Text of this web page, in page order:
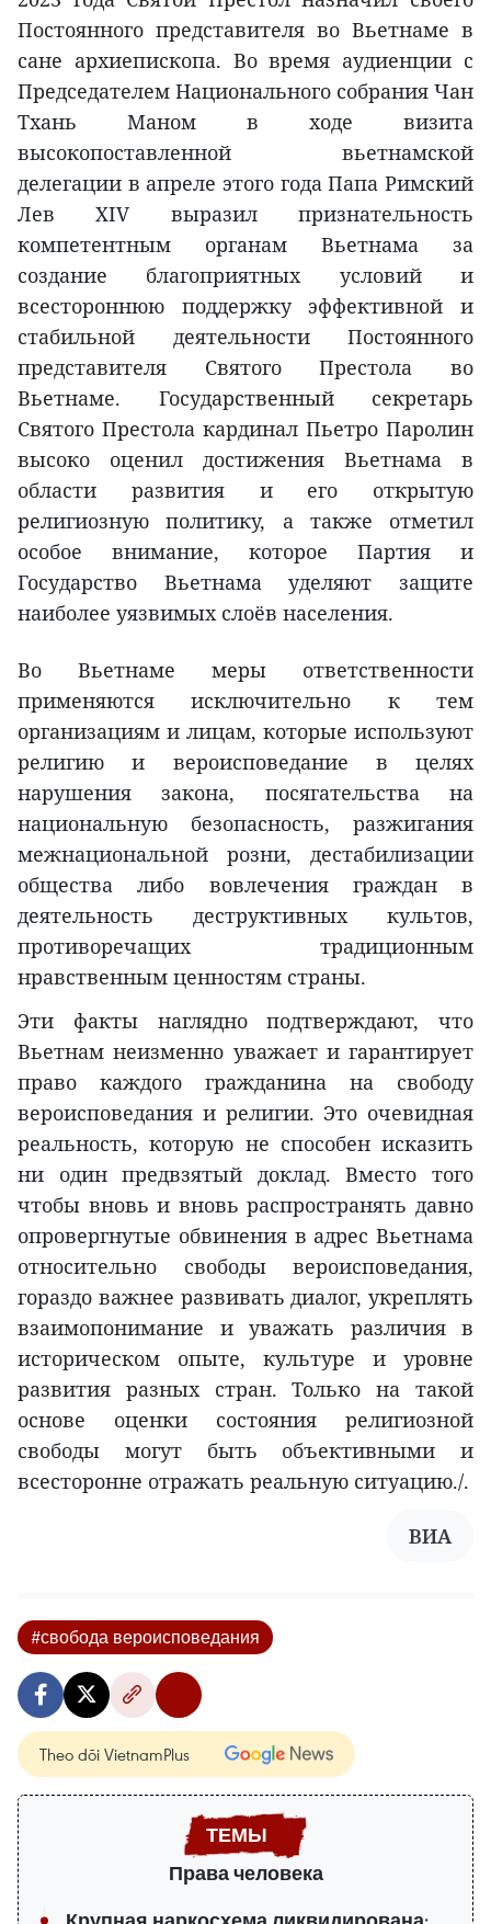
Постоянного представителя во Вьетнаме в
сане архиепископа. Во время аудиенции с
Председателем Национального собрания Чан
Тхань Маном в ходе визита
высокопоставленной вьетнамской
делегации в апреле этого года Папа Римский
Лев XIV выразил признательность
компетентным органам Вьетнама за
создание благоприятных условий и
всестороннюю поддержку эффективной и
стабильной деятельности Постоянного
представителя Святого Престола во
Вьетнаме. Государственный секретарь
Святого Престола кардинал Пьетро Паролин
высоко оценил достижения Вьетнама в
области развития и его открытую
религиозную политику, а также отметил
особое внимание, которое Партия и
Государство Вьетнама уделяют защите
наиболее уязвимых слоёв населения.
Во Вьетнаме меры ответственности
применяются исключительно к тем
организациям и лицам, которые используют
религию и вероисповедание в целях
нарушения закона, посягательства на
национальную безопасность, разжигания
межнациональной розни, дестабилизации
общества либо вовлечения граждан в
деятельность деструктивных культов,
противоречащих традиционным
нравственным ценностям страны.
Эти факты наглядно подтверждают, что
Вьетнам неизменно уважает и гарантирует
право каждого гражданина на свободу
вероисповедания и религии. Это очевидная
реальность, которую не способен исказить
ни один предвзятый доклад. Вместо того
чтобы вновь и вновь распространять давно
опровергнутые обвинения в адрес Вьетнама
относительно свободы вероисповедания,
гораздо важнее развивать диалог, укреплять
взаимопонимание и уважать различия в
историческом опыте, культуре и уровне
развития разных стран. Только на такой
основе оценки состояния религиозной
свободы могут быть объективными и
всесторонне отражать реальную ситуацию./.
ВИA
#свобода вероисповедания
Theo dõi VietnamPlus
Права человека